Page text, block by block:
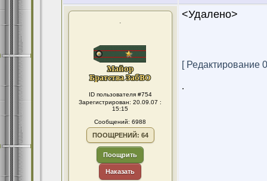
.
ID пользователя #754
Зарегистрирован: 20.09.07 :
15:15
Сообщений: 6988
ПООЩРЕНИЙ: 64
Поощрить
Наказать
<Удалено>
[ Редактирование
.